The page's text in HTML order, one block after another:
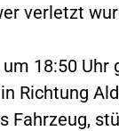
verletzt
18:50
Richtung
Fahrzeug,